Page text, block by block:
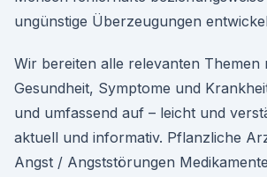
ungünstige Überzeugungen
Wir bereiten alle relevanten Themen
Gesundheit, Symptome und
und umfassend auf – leicht und
aktuell und informativ. Pflanzliche
Angst / Angststörungen